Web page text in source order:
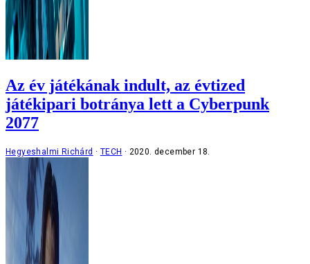
Az év játékának indult, az évtized
játékipari botránya lett a Cyberpunk
2077
Hegyeshalmi Richárd TECH 2020. december 18.